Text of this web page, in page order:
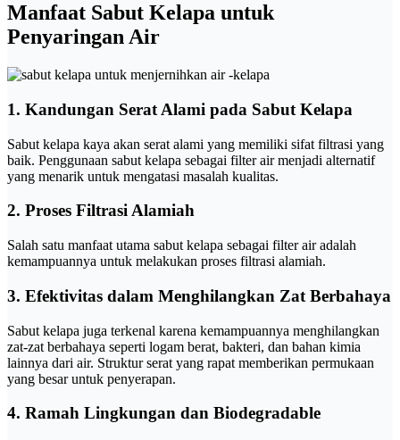
Manfaat Sabut Kelapa untuk
Penyaringan Air
1. Kandungan Serat Alami pada Sabut Kelapa
Sabut kelapa kaya akan serat alami yang memiliki sifat filtrasi yang
baik. Penggunaan sabut kelapa sebagai filter air menjadi alternatif
yang menarik untuk mengatasi masalah kualitas.
2. Proses Filtrasi Alamiah
Salah satu manfaat utama sabut kelapa sebagai filter air adalah
kemampuannya untuk melakukan proses filtrasi alamiah.
3. Efektivitas dalam Menghilangkan Zat Berbahaya
Sabut kelapa juga terkenal karena kemampuannya menghilangkan
zat-zat berbahaya seperti logam berat, bakteri, dan bahan kimia
lainnya dari air. Struktur serat yang rapat memberikan permukaan
yang besar untuk penyerapan.
4. Ramah Lingkungan dan Biodegradable